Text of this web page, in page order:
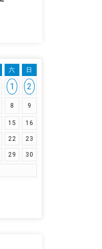
六 日
1
2
8 9
15 16
22 23
29 30